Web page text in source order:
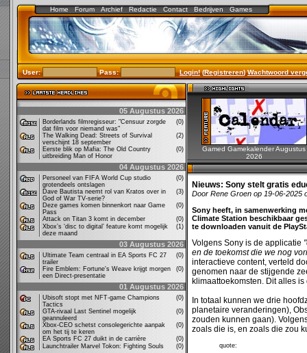
Home Forum Archief Redactie Contact Bedrijven Games
User: Pass: Login!(Registreren)Wachtwoord
05 Augustus 2026
Borderlands filmregisseur: "Censuur zorgde
dat film voor niemand was"
(0)
The Walking Dead: Streets of Survival
verschijnt 18 september
(2)
Eerste blik op Mafia: The Old Country
uitbreiding Man of Honor
(0)
04 Augustus 2026
Personeel van FIFA World Cup studio
grotendeels ontslagen
(0)
Dave Bautista neemt rol van Kratos over in
God of War TV-serie?
(3)
Deze games komen binnenkort naar Game
Pass
(0)
Attack on Titan 3 komt in december
(0)
Xbox’s ‘disc to digital’ feature komt mogelijk
deze maand
(1)
03 Augustus 2026
Ultimate Team centraal in EA Sports FC 27
trailer
(0)
Fire Emblem: Fortune's Weave krijgt morgen
een Direct-presentatie
(0)
01 Augustus 2026
Ubisoft stopt met NFT-game Champions
Tactics
(0)
GTA-rivaal Last Sentinel mogelijk
geannuleerd
(0)
Xbox-CEO schetst consolegerichte aanpak
om het tij te keren
(0)
EA Sports FC 27 duikt in de carrière
(0)
Launchtrailer Marvel Tokon: Fighting Souls
(0)
Gamed Gamekalender Augustus
2026
Nieuws: Sony stelt gratis
Door Rene Groen op 19-06-2025
Sony heeft, in samenwerking
Climate Station beschikbaar
te downloaden vanuit de
Volgens Sony is de applicatie
en de toekomst die we nog
interactieve content, verteld
genomen naar de stijgende
klimaattoekomsten. Dit alles
In totaal kunnen we drie
planetaire veranderingen),
zouden kunnen gaan).
zoals die is, en zoals die zou
quote: